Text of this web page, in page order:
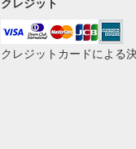
クレジット
クレジットカードによる